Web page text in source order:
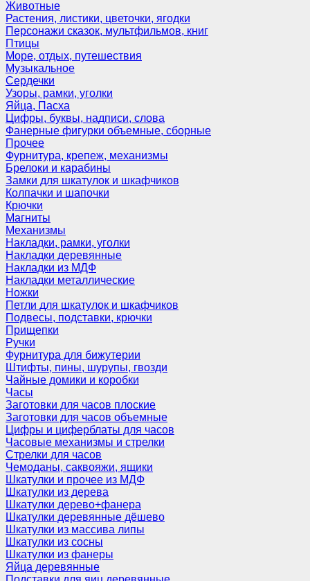
Животные
Растения, листики, цветочки, ягодки
Персонажи сказок, мультфильмов, книг
Птицы
Море, отдых, путешествия
Музыкальное
Сердечки
Узоры, рамки, уголки
Яйца, Пасха
Цифры, буквы, надписи, слова
Фанерные фигурки объемные, сборные
Прочее
Фурнитура, крепеж, механизмы
Брелоки и карабины
Замки для шкатулок и шкафчиков
Колпачки и шапочки
Крючки
Магниты
Механизмы
Накладки, рамки, уголки
Накладки деревянные
Накладки из МДФ
Накладки металлические
Ножки
Петли для шкатулок и шкафчиков
Подвесы, подставки, крючки
Прищепки
Ручки
Фурнитура для бижутерии
Штифты, пины, шурупы, гвозди
Чайные домики и коробки
Часы
Заготовки для часов плоские
Заготовки для часов объемные
Цифры и циферблаты для часов
Часовые механизмы и стрелки
Стрелки для часов
Чемоданы, саквояжи, ящики
Шкатулки и прочее из МДФ
Шкатулки из дерева
Шкатулки дерево+фанера
Шкатулки деревянные дёшево
Шкатулки из массива липы
Шкатулки из сосны
Шкатулки из фанеры
Яйца деревянные